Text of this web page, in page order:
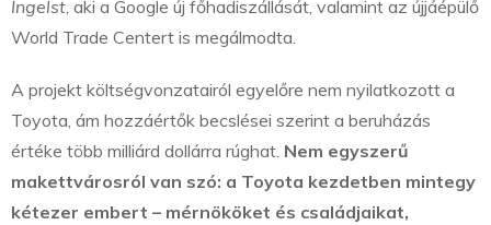
Ingelst, aki a Google új főhadiszállását, valamint az újjáépülő
World Trade Centert is megálmodta.
A projekt költségvonzatairól egyelőre nem nyilatkozott a
Toyota, ám hozzáértők becslései szerint a beruházás
értéke több milliárd dollárra rúghat. Nem egyszerű
makettvárosról van szó: a Toyota kezdetben mintegy
kétezer embert – mérnököket és családjaikat,